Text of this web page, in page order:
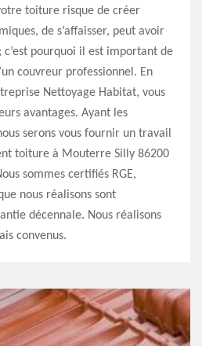
toiture risque de créer
de s’affaisser, peut avoir
pourquoi il est important de
couvreur professionnel. En
Nettoyage Habitat, vous
avantages. Ayant les
serons vous fournir un travail
toiture à Mouterre Silly 86200
sommes certifiés RGE,
nous réalisons sont
décennale. Nous réalisons
convenus.